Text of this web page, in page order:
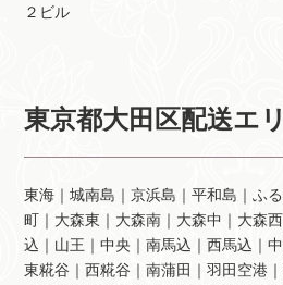
２ビル
東京都大田区配送エ
東海｜城南島｜京浜島｜平和島｜ふ
町｜大森東｜大森南｜大森中｜大森
込｜山王｜中央｜南馬込｜西馬込｜
東糀谷｜西糀谷｜南蒲田｜羽田空港